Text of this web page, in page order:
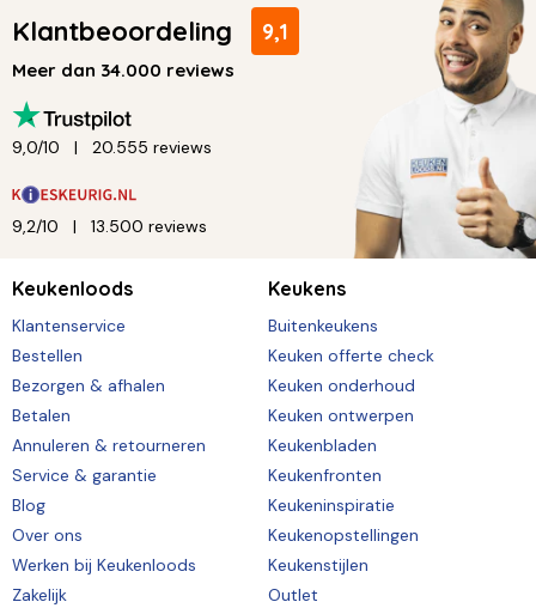
Klantbeoordeling 9,1
Meer dan 34.000 reviews
9,0/10 20.555 reviews
9,2/10 13.500 reviews
Keukenloods
Klantenservice
Bestellen
Bezorgen & afhalen
Betalen
Annuleren & retourneren
Service & garantie
Blog
Over ons
Werken bij Keukenloods
Zakelijk
Keukens
Buitenkeukens
Keuken offerte check
Keuken onderhoud
Keuken ontwerpen
Keukenbladen
Keukenfronten
Keukeninspiratie
Keukenopstellingen
Keukenstijlen
Outlet